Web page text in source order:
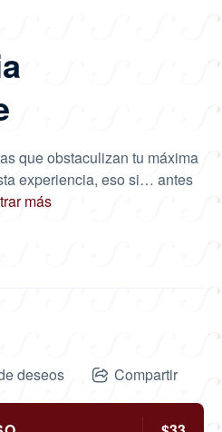
que obstaculizan tu máxima
experiencia, eso si… antes
más
deseos Compartir